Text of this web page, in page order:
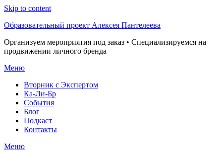
Skip to content
Образовательный проект Алексея Пантелеева
Организуем мероприятия под заказ • Специализируемся на
продвижении личного бренда
Меню
Вторник с Экспертом
Ка-Ли-Бр
События
Блог
Подкаст
Контакты
Меню